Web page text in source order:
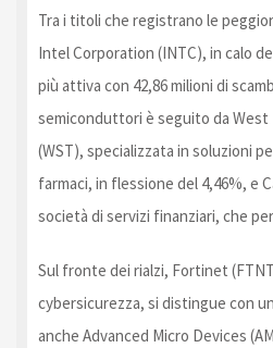
Tra i titoli che registrano le
Intel Corporation (INTC), in calo
più attiva con 42,86 milioni di
semiconduttori è seguito da West
(WST), specializzata in soluzioni
farmaci, in flessione del 4,46%, e
società di servizi finanziari, che
Sul fronte dei rialzi, Fortinet
cybersicurezza, si distingue con
anche Advanced Micro Devices